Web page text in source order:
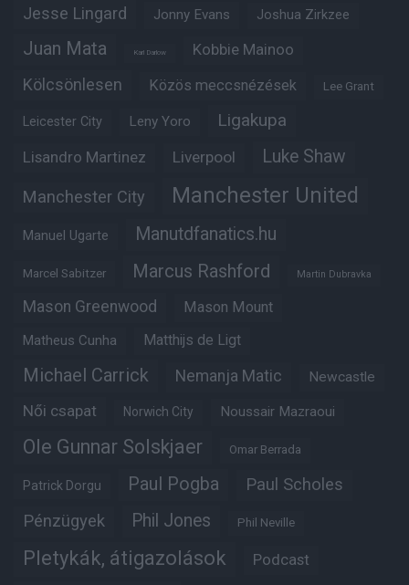
Jesse Lingard Jonny Evans Joshua Zirkzee
Juan Mata Karl Darlow Kobbie Mainoo
Kölcsönlesen Közös meccsnézések Lee Grant
Leicester City Leny Yoro Ligakupa
Lisandro Martinez Liverpool Luke Shaw
Manchester City Manchester United
Manuel Ugarte Manutdfanatics.hu
Marcel Sabitzer Marcus Rashford Martin Dubravka
Mason Greenwood Mason Mount
Matheus Cunha Matthijs de Ligt
Michael Carrick Nemanja Matic Newcastle
Női csapat Norwich City Noussair Mazraoui
Ole Gunnar Solskjaer Omar Berrada
Patrick Dorgu Paul Pogba Paul Scholes
Pénzügyek Phil Jones Phil Neville
Pletykák, átigazolások Podcast